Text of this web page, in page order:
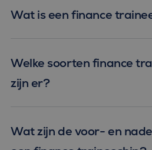
Wat is een finance
Welke soorten finance
zijn er?
Wat zijn de voor- en